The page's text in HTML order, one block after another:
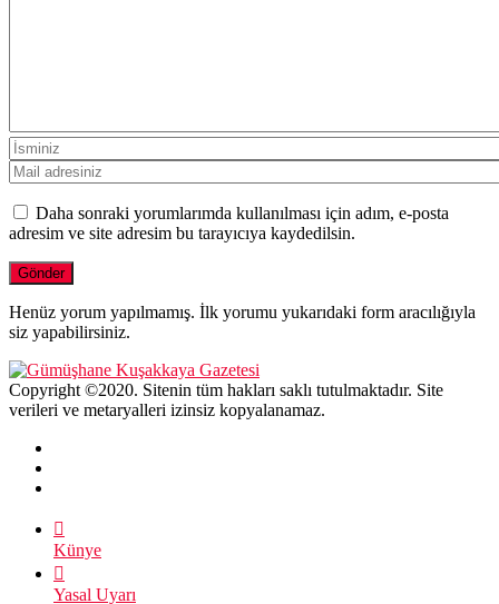
Daha sonraki yorumlarımda kullanılması için adım, e-posta
adresim ve site adresim bu tarayıcıya kaydedilsin.
Henüz yorum yapılmamış. İlk yorumu yukarıdaki form aracılığıyla
siz yapabilirsiniz.
Copyright ©2020. Sitenin tüm hakları saklı tutulmaktadır. Site
verileri ve metaryalleri izinsiz kopyalanamaz.
Künye
Yasal Uyarı